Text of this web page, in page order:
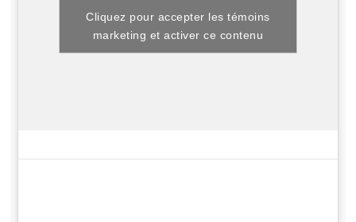
Cliquez pour accepter les témoins
marketing et activer ce contenu